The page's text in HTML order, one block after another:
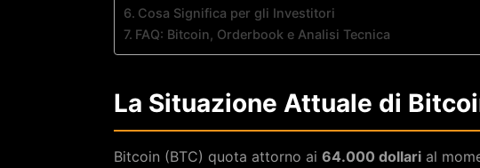
Cosa Significa per gli Investitori
FAQ: Bitcoin, Orderbook e Analisi Tecnica
La Situazione Attuale di
Bitcoin (BTC) quota attorno ai 64.000 dollari al